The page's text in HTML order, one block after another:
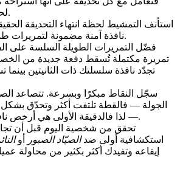
لحظة التفاتها بعيدًا.
استأنف التمشيط لحظة انتهاء التحديقة
نافذة آمنة مضمونة لتمريرات طويلة غزيرة الفرو.
فضّل التمريرات الطويلة السلسة على
تمريرة مكتملة تُسقط دفعة جديدة من
تجدّد نافذة سلسلتك ذات الثانيتين
سجّل النقاط مبكرًا وبسرعة. تتصاعد
الجولة — فالقطة تلتفت أكثر وتحدّق بشكل
— لذا فالدقيقة الأولى هي أرخص نافذة لجمع النقاط.
تحقق من شخصية اليوم قبل أن
استكشافية أولى ضدالصيّاد الصبور أو
إيقاعه وتفيدك أكثر بكثير من محاولة